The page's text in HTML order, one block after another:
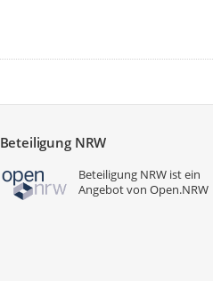
Beteiligung NRW
Beteiligung NRW ist ein
Angebot vonOpen.NRW